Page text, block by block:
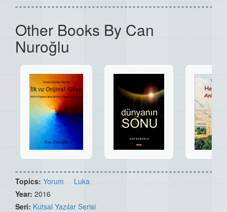
Other Books By Can
Nuroğlu
Topics: Yorum
Luka
Year: 2016
Seri: Kutsal Yazılar Serisi